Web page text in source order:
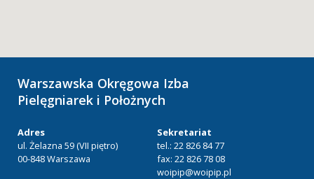
Warszawska Okręgowa Izba
Pielęgniarek i Położnych
Adres
ul. Żelazna 59 (VII piętro)
00-848 Warszawa
Sekretariat
tel.: 22 826 84 77
fax: 22 826 78 08
woipip@woipip.pl